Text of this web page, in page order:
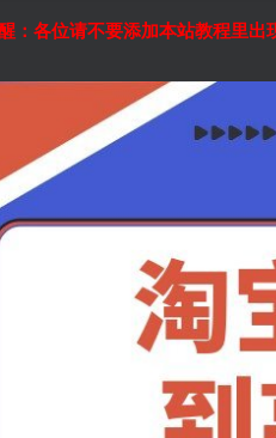
：各位请不要添加本站教程里